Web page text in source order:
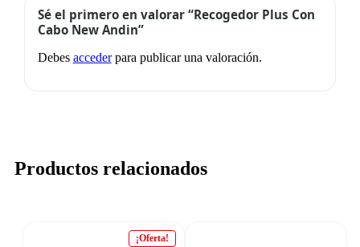
Sé el primero en valorar “Recogedor Plus Con
Cabo New Andin”
Debes accederpara publicar una valoración.
Productos relacionados
¡Oferta!